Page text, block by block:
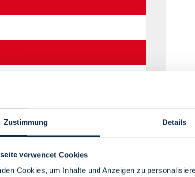
Zustimmung Details
verwendet Cookies
Cookies, um Inhalte und Anzeigen zu